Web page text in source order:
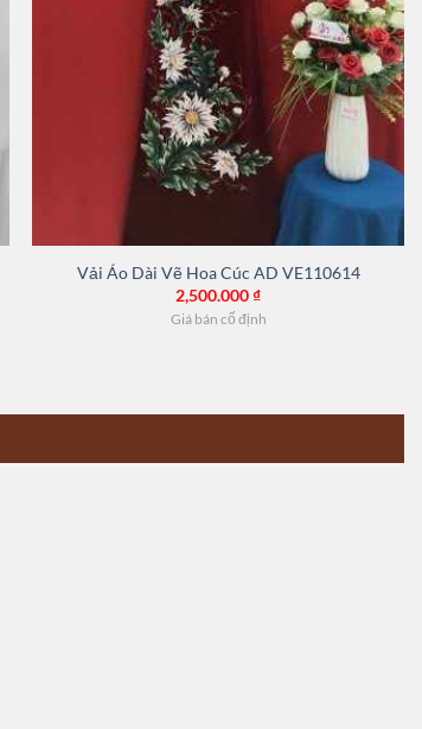
Vải Áo Dài Vẽ Hoa Cúc AD VE110614
2,500.000₫
Giá bán cố định